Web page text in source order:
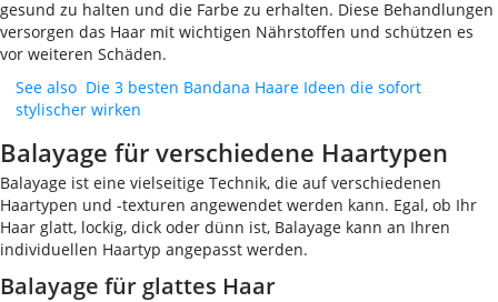
gesund zu halten und die Farbe zu erhalten. Diese Behandlungen
versorgen das Haar mit wichtigen Nährstoffen und schützen es
vor weiteren Schäden.
See also Die 3 besten Bandana Haare Ideen die sofort
stylischer wirken
Balayage für verschiedene Haartypen
Balayage ist eine vielseitige Technik, die auf verschiedenen
Haartypen und -texturen angewendet werden kann. Egal, ob Ihr
Haar glatt, lockig, dick oder dünn ist, Balayage kann an Ihren
individuellen Haartyp angepasst werden.
Balayage für glattes Haar